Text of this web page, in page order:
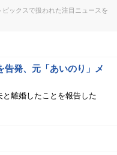
ックスで扱われた注目ニュースを
告発、元「あいのり」メ
離婚したことを報告した